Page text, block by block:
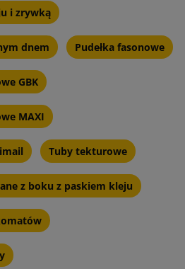
i zrywką
dnem Pudełka fasonowe
GBK
MAXI
Tuby tekturowe
z boku z paskiem kleju